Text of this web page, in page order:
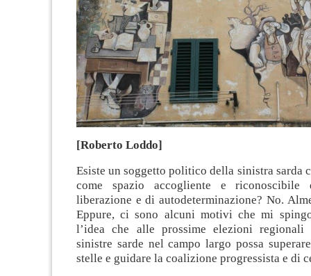
[Roberto Loddo]
Esiste un soggetto politico della sinistra sarda
come spazio accogliente e
liberazione e di autodeterminazione? No.
Eppure, ci sono alcuni motivi che mi
l’idea che alle prossime elezioni
sinistre sarde nel campo largo possa
stelle e guidare la coalizione progressista e di